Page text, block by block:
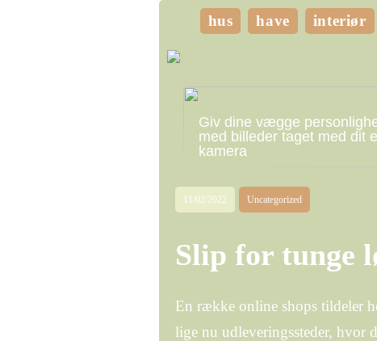
hus have interiør
Giv dine vægge
med billeder taget med dit
kamera
11/02/2022 Uncategorized
Slip for tunge
En række online shops tildeler
lige nu udleveringssteder, hvor